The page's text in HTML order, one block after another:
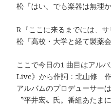
松『はい。でも楽器は無理
R『ここに来るまでには、サ
松『高校・大学と経て製薬
ここで今日の1 曲目はア
Live》から作詞：北山修 作
アルバムのプロデューサー
〝平井宏〟氏。番組あたま